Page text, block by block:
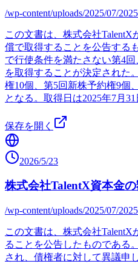
/wp-content/uploads/2025/07/
この文書は、株式会社
償で取得することを公告する
で行使条件を満たさない第4
を取得することが決定された
権10個、第5回新株予約権9個
となる。取得日は2025年7月31
保存を開く
2026/5/23
株式会社TalentX資本金
/wp-content/uploads/2025/07/
この文書は、株式会社TalentX
ることを公告したものである
され、債権者に対して異議申